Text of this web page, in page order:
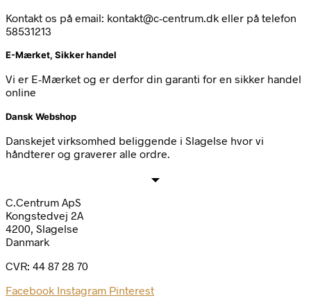
Kontakt os på email: kontakt@c-centrum.dk eller på telefon
58531213
E-Mærket, Sikker handel
Vi er E-Mærket og er derfor din garanti for en sikker handel
online
Dansk Webshop
Danskejet virksomhed beliggende i Slagelse hvor vi
håndterer og graverer alle ordre.
C.Centrum ApS
Kongstedvej 2A
4200, Slagelse
Danmark
CVR: 44 87 28 70
Facebook Instagram Pinterest